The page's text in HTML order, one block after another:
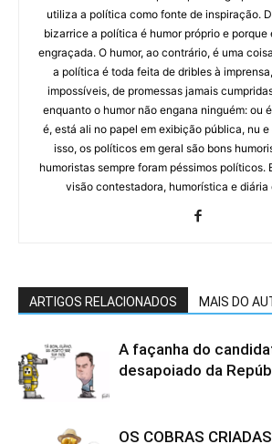
utiliza a política como fonte de inspiração.
bizarrice a política é humor próprio e porque
engraçada. O humor, ao contrário, é uma
a política é toda feita de dribles à
impossíveis, de promessas jamais
enquanto o humor não engana ninguém: ou
é, está ali no papel em exibição pública, nu
isso, os políticos em geral são bons
humoristas sempre foram péssimos políticos.
visão contestadora, humorística e
ARTIGOS RELACIONADOS MAIS DO
A façanha do
desapoiado da
OS COBRAS